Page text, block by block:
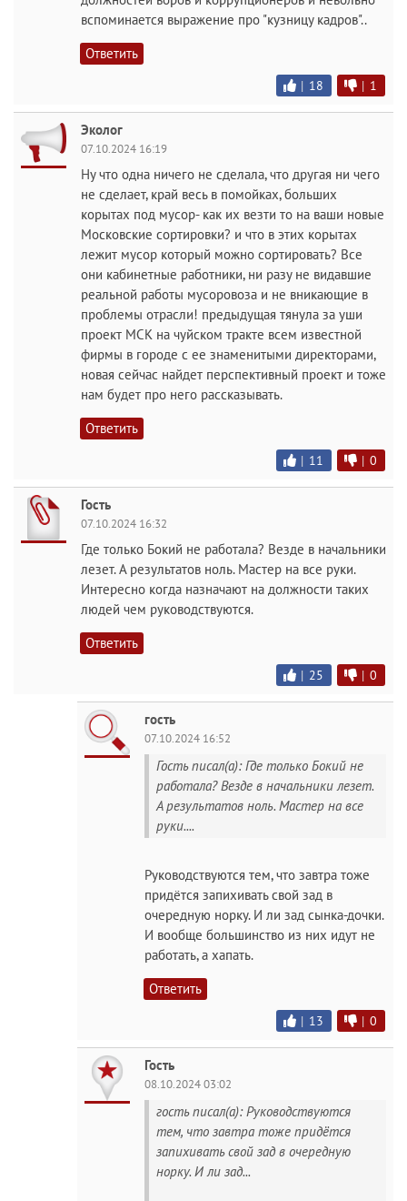
вспоминается выражение про "кузницу кадров"..
Ответить
| 18 | 1
Эколог
07.10.2024 16:19
Ну что одна ничего не сделала, что другая ни чего
не сделает, край весь в помойках, больших
корытах под мусор- как их везти то на ваши новые
Московские сортировки? и что в этих корытах
лежит мусор который можно сортировать? Все
они кабинетные работники, ни разу не видавшие
реальной работы мусоровоза и не вникающие в
проблемы отрасли! предыдущая тянула за уши
проект МСК на чуйском тракте всем известной
фирмы в городе с ее знаменитыми директорами,
новая сейчас найдет перспективный проект и тоже
нам будет про него рассказывать.
Ответить
| 11 | 0
Гость
07.10.2024 16:32
Где только Бокий не работала? Везде в начальники
лезет. А результатов ноль. Мастер на все руки.
Интересно когда назначают на должности таких
людей чем руководствуются.
Ответить
| 25 | 0
гость
07.10.2024 16:52
Гость писал(а): Где только Бокий не
работала? Везде в начальники лезет.
А результатов ноль. Мастер на все
руки....
Руководствуются тем, что завтра тоже
придётся запихивать свой зад в
очередную норку. И ли зад сынка-дочки.
И вообще большинство из них идут не
работать, а хапать.
Ответить
| 13 | 0
Гость
08.10.2024 03:02
гость писал(а): Руководствуются
тем, что завтра тоже придётся
запихивать свой зад в очередную
норку. И ли зад...